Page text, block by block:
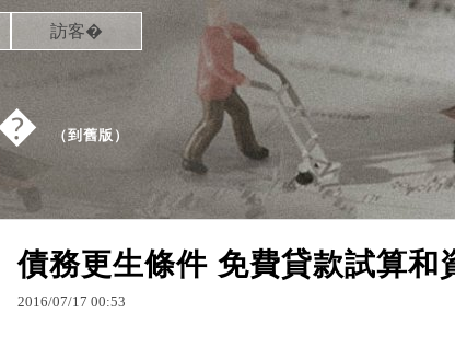
� （到舊版 ）
訪客�
債務更生條件 免費貸款試算和
2016/07/17 00:53